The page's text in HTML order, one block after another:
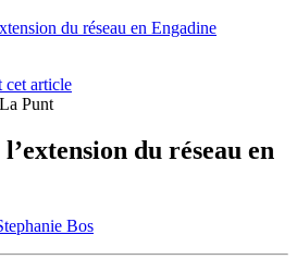
du réseau en Engadine
cet article
Punt
du réseau en
Bos